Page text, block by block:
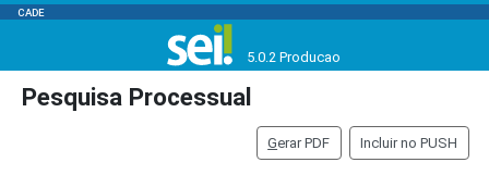
CADE
5.0.2 Producao
Pesquisa Processual
Gerar PDF Incluir no PUSH